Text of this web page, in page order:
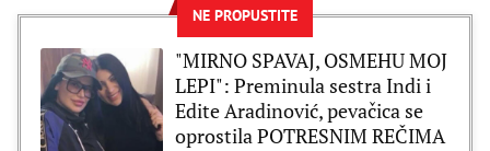
NE PROPUSTITE
"MIRNO SPAVAJ, OSMEHU MOJ
LEPI": Preminula sestra Indi i
Edite Aradinović, pevačica se
oprostila POTRESNIM REČIMA